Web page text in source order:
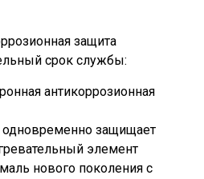
защита
срок службы:
антикоррозионная
защищает
элемент
нового поколения с